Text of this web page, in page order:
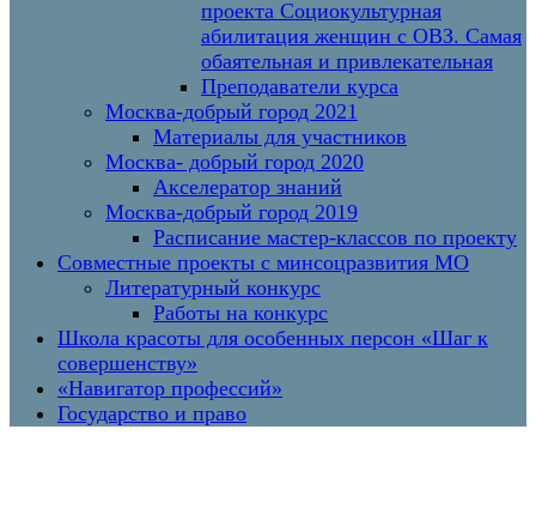
проекта Социокультурная
абилитация женщин с ОВЗ. Самая
обаятельная и привлекательная
Преподаватели курса
Москва-добрый город 2021
Материалы для участников
Москва- добрый город 2020
Акселератор знаний
Москва-добрый город 2019
Расписание мастер-классов по проекту
Совместные проекты с минсоцразвития МО
Литературный конкурс
Работы на конкурс
Школа красоты для особенных персон «Шаг к
совершенству»
«Навигатор профессий»
Государство и право